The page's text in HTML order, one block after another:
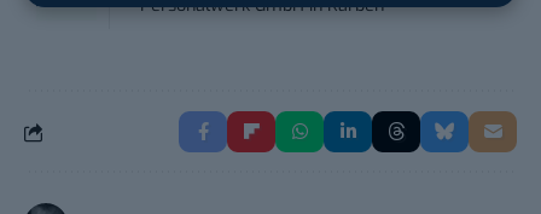
Personalwerk GmbHinKarben